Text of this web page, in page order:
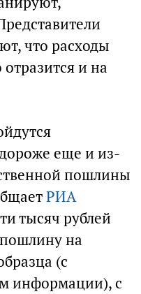
что расходы
отразится и на
еще и из-
пошлины
РИА
тысяч рублей
на
(с
информации), с